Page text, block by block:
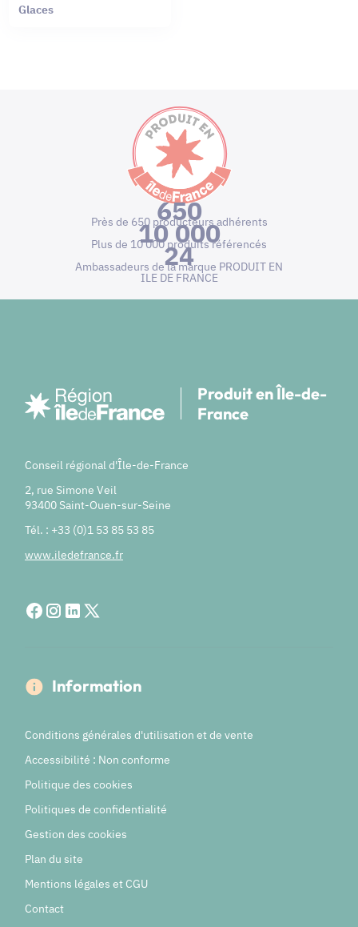
Glaces
650
Près de 650 producteurs adhérents
10 000
Plus de 10 000 produits référencés
24
Ambassadeurs de la marque PRODUIT EN
ILE DE FRANCE
Produit en Île-de-
France
Conseil régional d'Île-de-France
2, rue Simone Veil
93400 Saint-Ouen-sur-Seine
Tél. : +33 (0)1 53 85 53 85
www.iledefrance.fr
Information
Conditions générales d'utilisation et de vente
Accessibilité : Non conforme
Politique des cookies
Politiques de confidentialité
Gestion des cookies
Plan du site
Mentions légales et CGU
Contact